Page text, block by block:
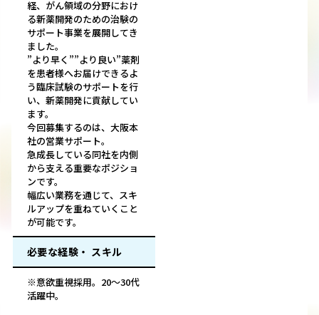
経、がん領域の分野におけ
る新薬開発のための治験の
サポート事業を展開してき
ました。
”より早く””より良い”薬剤
を患者様へお届けできるよ
う臨床試験のサポートを行
い、新薬開発に貢献してい
ます。
今回募集するのは、大阪本
社の営業サポート。
急成長している同社を内側
から支える重要なポジショ
ンです。
幅広い業務を通じて、スキ
ルアップを重ねていくこと
が可能です。
必要な経験・ スキル
※意欲重視採用。20～30代
活躍中。